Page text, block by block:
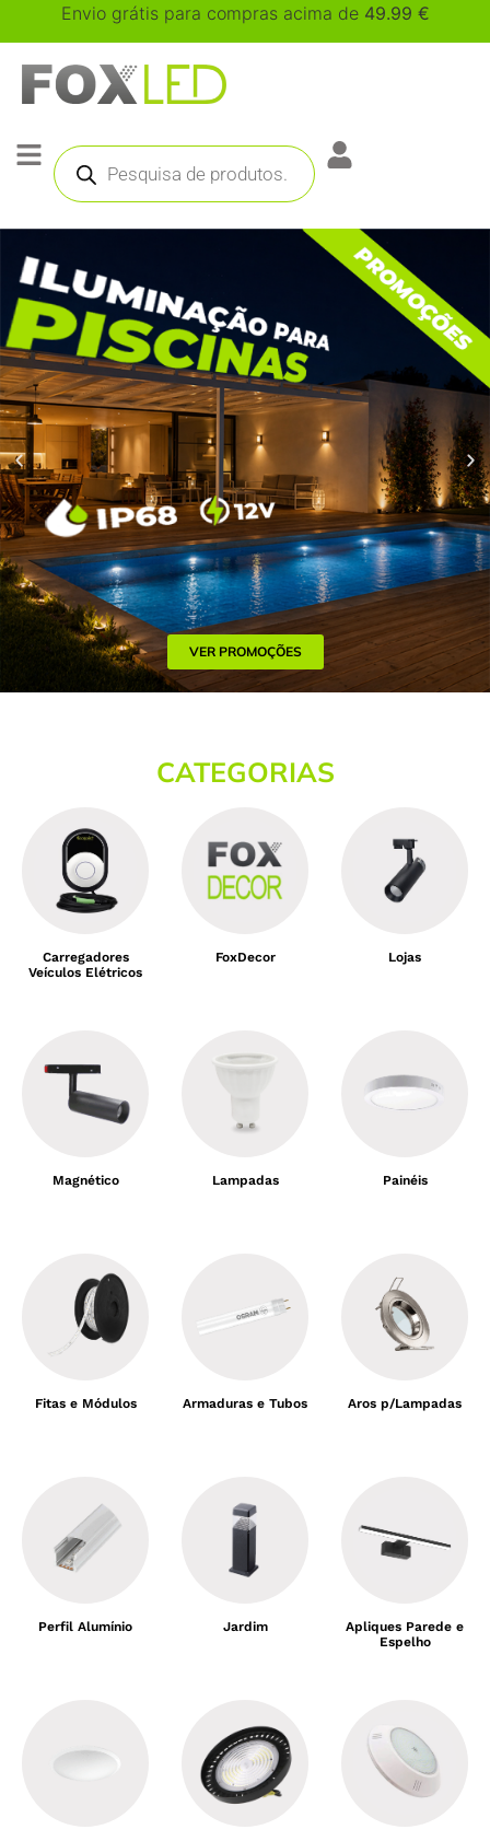
Envio grátis para compras acima de 49.99 €
VER PROMOÇÕES
CATEGORIAS
Carregadores
Veículos Elétricos
FoxDecor Lojas
Magnético Lampadas Painéis
Fitas e Módulos Armaduras e Tubos Aros p/Lampadas
Perfil Alumínio Jardim
Apliques Parede e
Espelho